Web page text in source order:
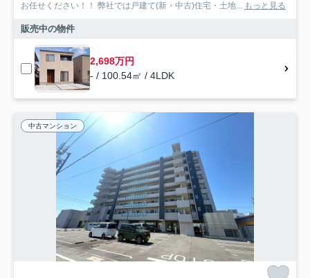
お任せください！！ 弊社では戸建て(新・中古)住宅・土地... もっと見る
販売中の物件
2,698万円
- / 100.54㎡ / 4LDK
中古マンション